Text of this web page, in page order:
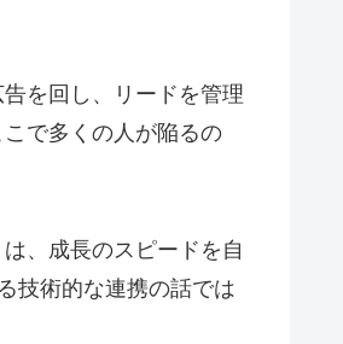
を回し、リードを管理
で多くの人が陥るの
、成長のスピードを自
技術的な連携の話では